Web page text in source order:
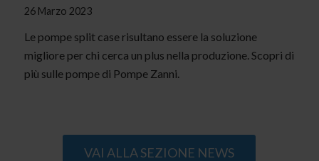
26 Marzo 2023
Le pompe split case risultano essere la soluzione
migliore per chi cerca un plus nella produzione. Scopri di
più sulle pompe di Pompe Zanni.
VAI ALLA SEZIONE NEWS